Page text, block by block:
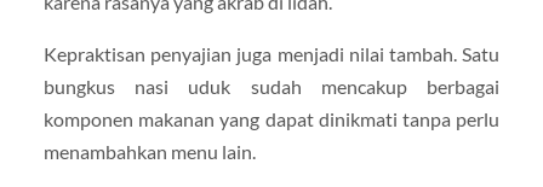
Kepraktisan penyajian juga menjadi nilai tambah. Satu
bungkus nasi uduk sudah mencakup berbagai
komponen makanan yang dapat dinikmati tanpa perlu
menambahkan menu lain.